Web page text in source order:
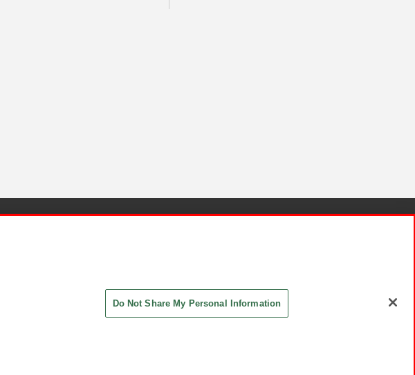
Do Not Share My Personal Information